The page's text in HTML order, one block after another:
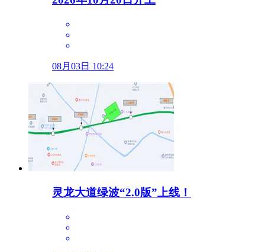
08月03日 10:24
灵龙大道绿波“2.0版”上线！